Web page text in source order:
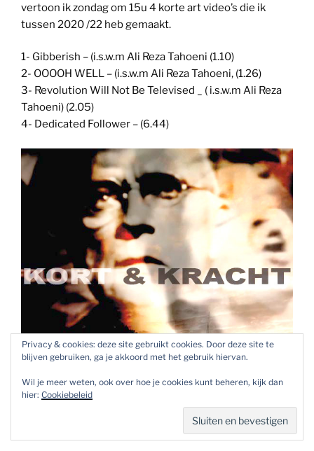
vertoon ik zondag om 15u 4 korte art video’s die ik
tussen 2020 /22 heb gemaakt.
1- Gibberish – (i.s.w.m Ali Reza Tahoeni (1.10)
2- OOOOH WELL – (i.s.w.m Ali Reza Tahoeni, (1.26)
3- Revolution Will Not Be Televised _ ( i.s.w.m Ali Reza
Tahoeni) (2.05)
4- Dedicated Follower – (6.44)
Privacy & cookies: deze site gebruikt cookies. Door deze site te
blijven gebruiken, ga je akkoord met het gebruik hiervan.
Wil je meer weten, ook over hoe je cookies kunt beheren, kijk dan
hier: Cookiebeleid